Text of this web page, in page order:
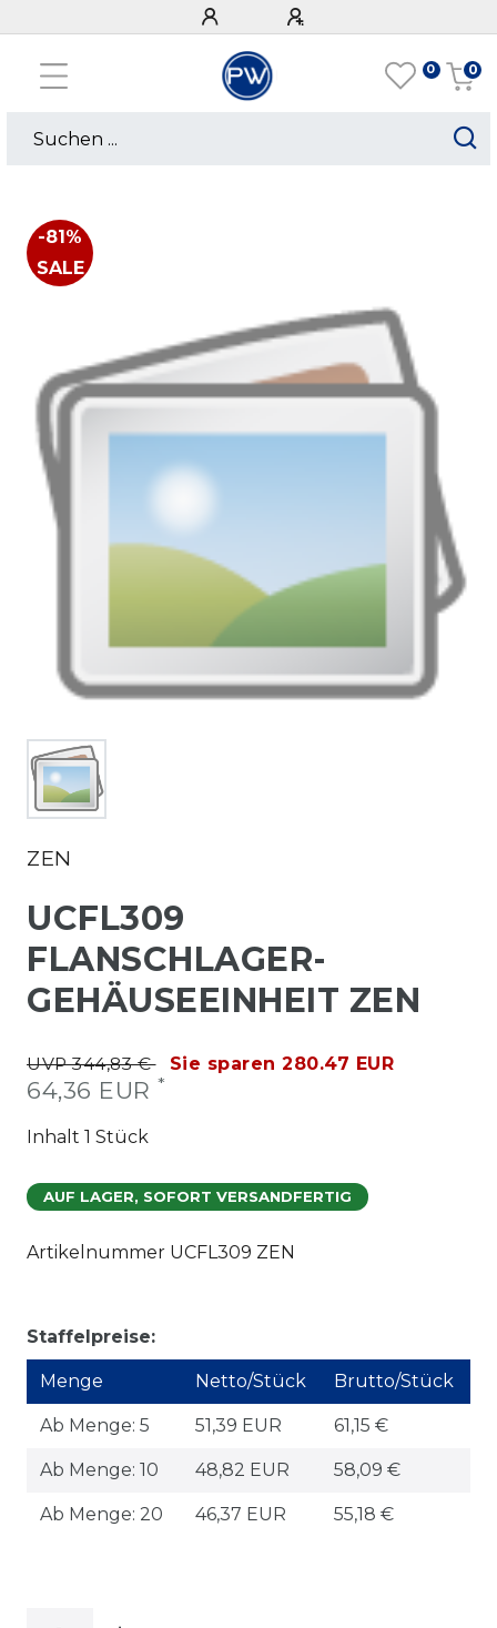
0 0
-81%
SALE
ZEN
UCFL309
FLANSCHLAGER-
GEHÄUSEEINHEIT ZEN
UVP 344,83 € Sie sparen 280.47 EUR
64,36 EUR *
Inhalt 1 Stück
AUF LAGER, SOFORT VERSANDFERTIG
Artikelnummer UCFL309 ZEN
Staffelpreise:
Menge Netto/Stück Brutto/Stück
Ab Menge: 5 51,39 EUR 61,15 €
Ab Menge: 10 48,82 EUR 58,09 €
Ab Menge: 20 46,37 EUR 55,18 €